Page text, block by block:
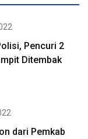
Pencuri 2
Ditembak
dari Pemkab